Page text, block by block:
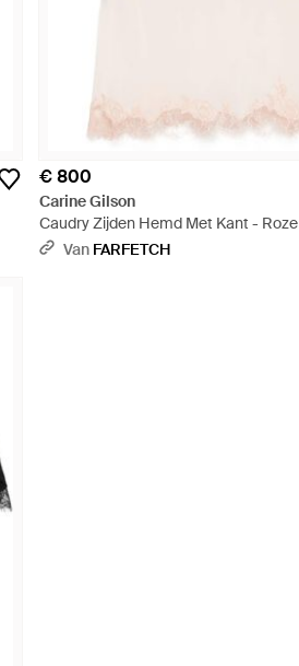
€ 800
Carine Gilson
Caudry Zijden Hemd Met Kant - Roze
Van FARFETCH